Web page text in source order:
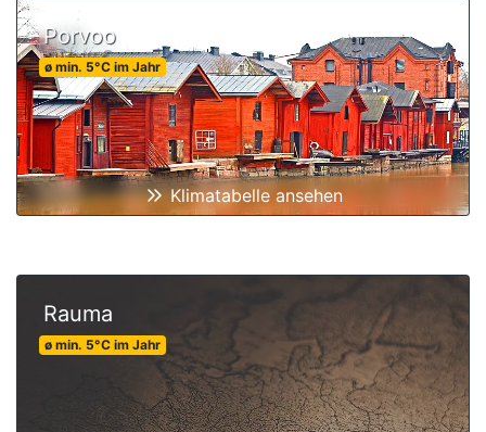
Porvoo
ø min. 5°C im Jahr
Klimatabelle ansehen
Rauma
ø min. 5°C im Jahr